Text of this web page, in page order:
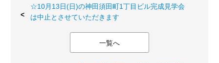
☆10月13日(日)の神田須田町1丁目ビル完成見学会
は中止とさせていただきます
一覧へ